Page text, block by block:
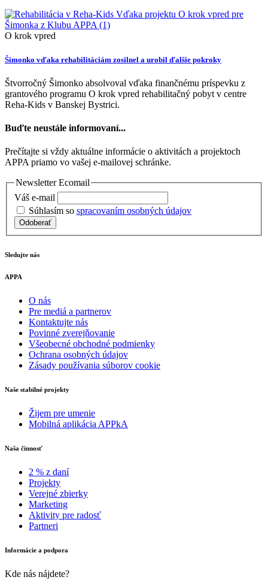
O krok vpred
Šimonko vďaka rehabilitáciám zosilnel a urobil ďalšie pokroky
Štvorročný Šimonko absolvoval vďaka finančnému príspevku z
grantového programu O krok vpred rehabilitačný pobyt v centre
Reha-Kids v Banskej Bystrici.
Buďte neustále informovaní...
Prečítajte si vždy aktuálne informácie o aktivitách a projektoch
APPA priamo vo vašej e-mailovej schránke.
Newsletter Ecomail
Váš e-mail
Súhlasím so spracovaním osobných údajov
Odoberať
Sledujte nás
APPA
O nás
Pre mediá a partnerov
Kontaktujte nás
Povinné zverejňovanie
Všeobecné obchodné podmienky
Ochrana osobných údajov
Zásady používania súborov cookie
Naše stabilné projekty
Žijem pre umenie
Mobilná aplikácia APPkA
Naša činnosť
2 % z daní
Projekty
Verejné zbierky
Marketing
Aktivity pre radosť
Partneri
Informácie a podpora
Kde nás nájdete?